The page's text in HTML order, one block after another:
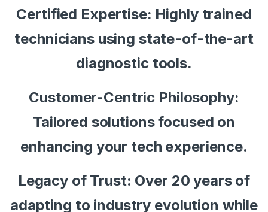
Certified Expertise: Highly trained
technicians using state-of-the-art
diagnostic tools.
Customer-Centric Philosophy:
Tailored solutions focused on
enhancing your tech experience.
Legacy of Trust: Over 20 years of
adapting to industry evolution while